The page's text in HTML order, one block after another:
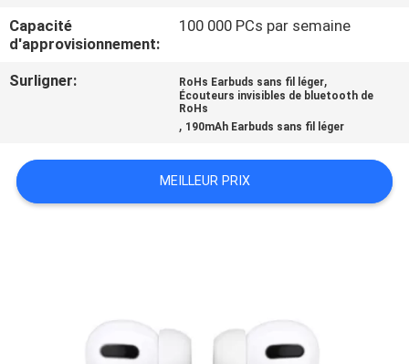
CONTACTEZ-
NOUS
CAS
PRIVACY
Capacité
d'approvisionnement:
100 000 PCs par semaine
Surligner: RoHs Earbuds sans fil léger,
Écouteurs invisibles de bluetooth de
RoHs
, 190mAh Earbuds sans fil léger
MEILLEUR PRIX